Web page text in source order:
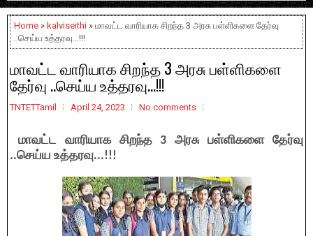
Home » kalviseithi » மாவட்ட வாரியாக சிறந்த 3 அரசு பள்ளிகளை தேர்வு
..செய்ய உத்தரவு...!!!
மாவட்ட வாரியாக சிறந்த 3 அரசு பள்ளிகளை
தேர்வு ..செய்ய உத்தரவு...!!!
TNTETTamil April 24, 2023 No comments
மாவட்ட வாரியாக சிறந்த 3 அரசு பள்ளிகளை தேர்வு
..செய்ய உத்தரவு...!!!